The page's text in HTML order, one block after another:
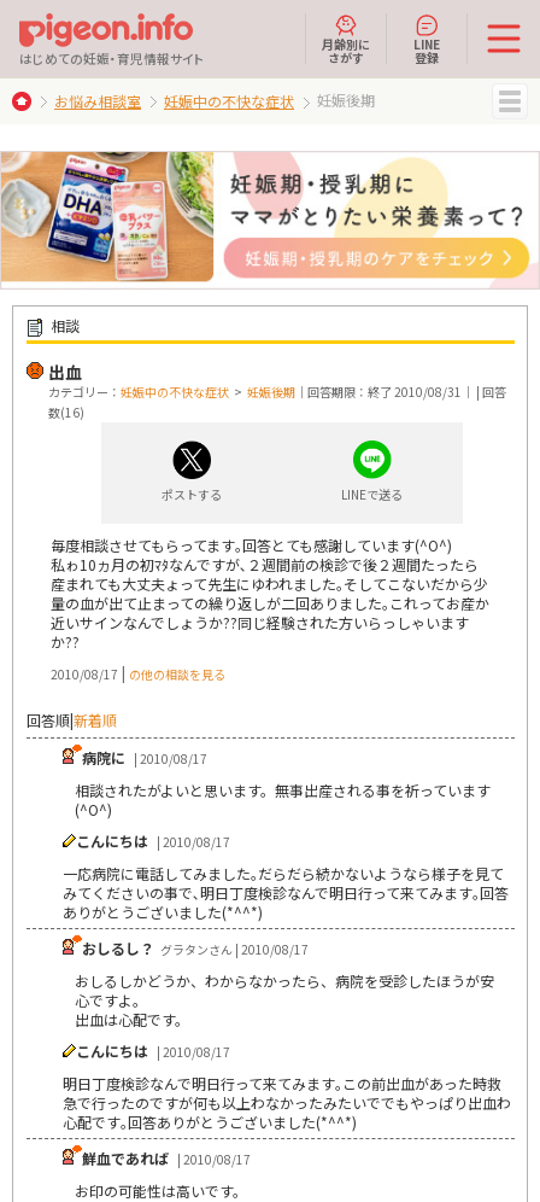
はじめての妊娠・育児情報サイト
月齢別に
さがす
LINE
登録
お悩み相談室 妊娠中の不快な症状 妊娠後期
相談
出血
カテゴリー： 妊娠中の不快な症状 > 妊娠後期 ｜回答期限：終了 2010/08/31｜ | 回答
数(16)
ポストする LINEで送る
毎度相談させてもらってます｡回答とても感謝しています(^O^)
私ゎ10ヵ月の初ﾏﾀなんですが､２週間前の検診で後２週間たったら
産まれても大丈夫ょって先生にゆわれました｡そしてこないだから少
量の血が出て止まっての繰り返しが二回ありました｡これってお産か
近いサインなんでしょうか??同じ経験された方いらっしゃいます
か??
2010/08/17 | の他の相談を見る
回答順|新着順
病院に | 2010/08/17
相談されたがよいと思います。無事出産される事を祈っています
(^O^)
こんにちは | 2010/08/17
一応病院に電話してみました｡だらだら続かないようなら様子を見て
みてくださいの事で､明日丁度検診なんで明日行って来てみます｡回答
ありがとうございました(*^^*)
おしるし？ グラタンさん | 2010/08/17
おしるしかどうか、わからなかったら、病院を受診したほうが安
心ですよ。
出血は心配です。
こんにちは | 2010/08/17
明日丁度検診なんで明日行って来てみます｡この前出血があった時救
急で行ったのですが何も以上わなかったみたいででもやっぱり出血わ
心配です｡回答ありがとうございました(*^^*)
鮮血であれば | 2010/08/17
お印の可能性は高いです。